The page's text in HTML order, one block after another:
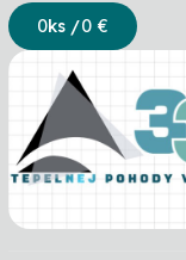
0ks /0 €